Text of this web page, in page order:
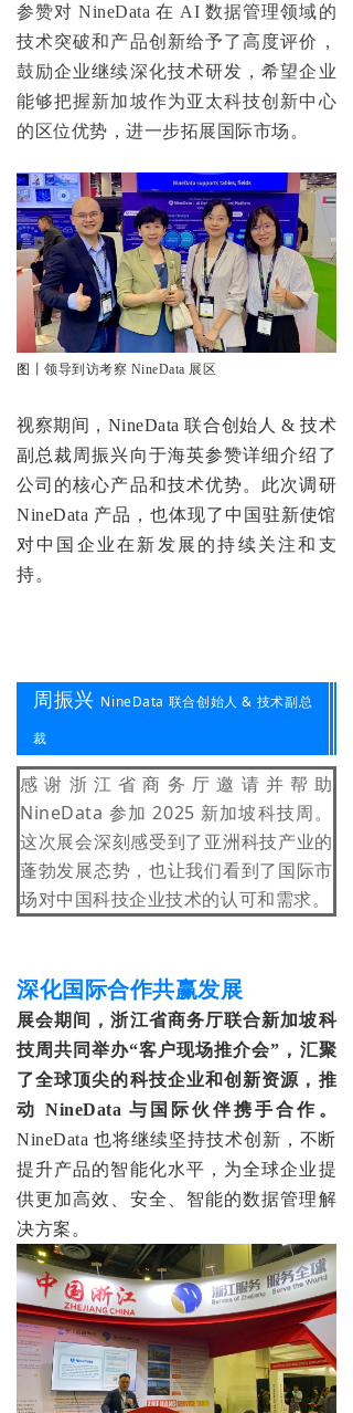
参赞对 NineData 在 AI 数据管理领域的
技术突破和产品创新给予了高度评价，
鼓励企业继续深化技术研发，希望企业
能够把握新加坡作为亚太科技创新中心
的区位优势，进一步拓展国际市场。
图 丨领导到访考察 NineData 展区
视察期间，NineData 联合创始人 & 技术
副总裁周振兴向于海英参赞详细介绍了
公司的核心产品和技术优势。 此次调研
NineData 产品，也体现了中国驻新使馆
对中国企业在新发展的持续关注和支
持。
周振兴 NineData 联合创始人 & 技术副总
裁
感谢浙江省商务厅邀请并帮助
NineData 参加 2025 新加坡科技周。
这次展会深刻感受到了亚洲科技产业的
蓬勃发展态势，也让我们看到了国际市
场对中国科技企业技术的认可和需求。
深化国际合作共赢发展
展会期间，浙江省商务厅联合新加坡科
技周共同举办“客户现场推介会”， 汇聚
了全球顶尖的科技企业和创新资源 ，推
动 NineData 与 国际伙伴携手合作 。
NineData 也将继续坚持技术创新，不断
提升产品的智能化水平，为全球企业提
供更加高效、安全、智能的数据管理解
决方案。